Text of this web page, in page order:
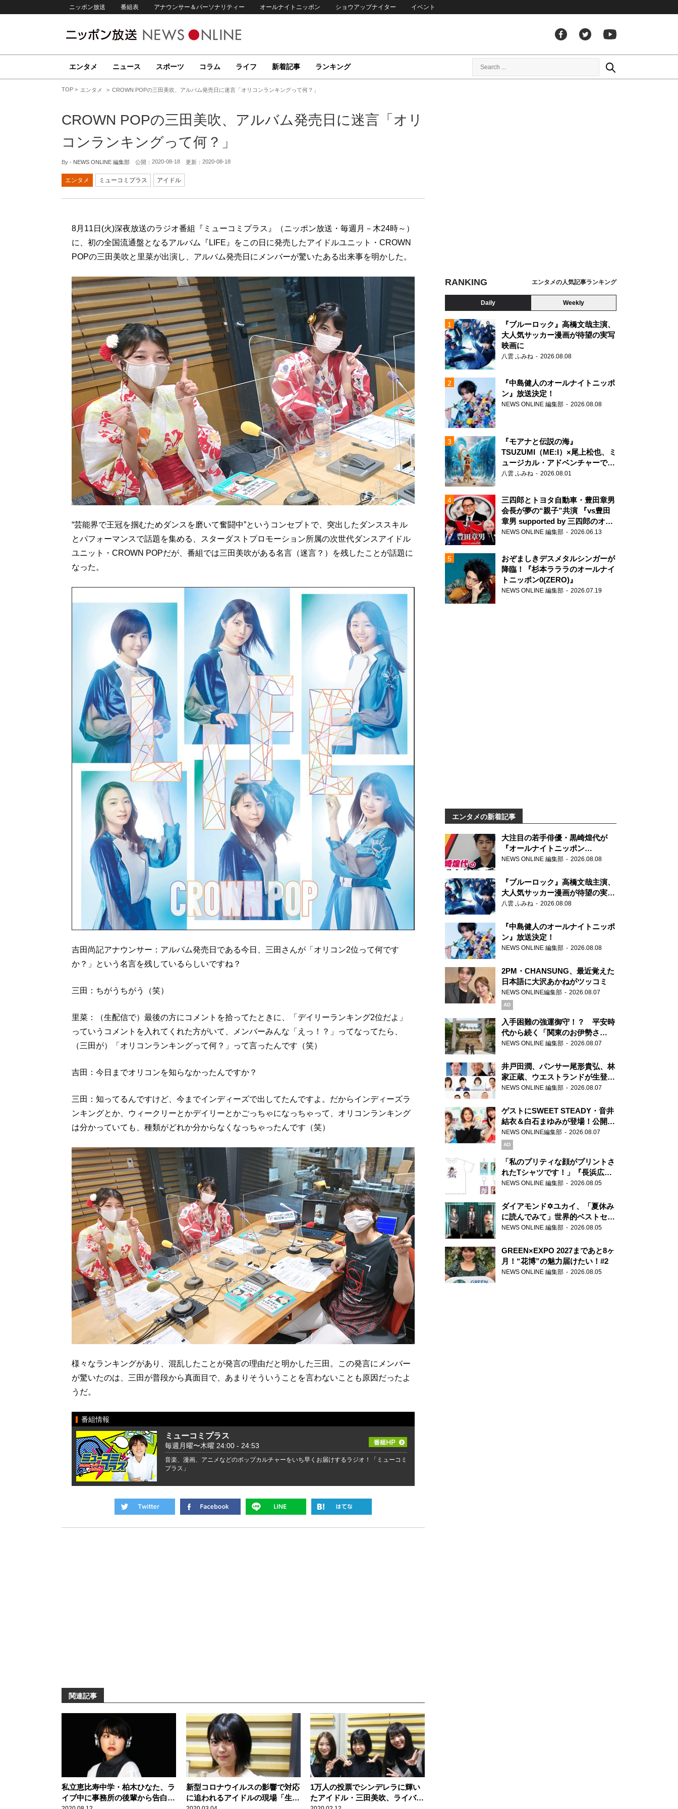
ニッポン放送 番組表 アナウンサー＆パーソナリティー オールナイトニッポン ショウアップナイター イベント
エンタメ ニュース スポーツ コラム ライフ 新着記事 ランキング
TOP エンタメ CROWN POPの三田美吹、アルバム発売日に迷言「オリコンランキングって何？」
CROWN POPの三田美吹、アルバム発売日に迷言「オリ
コンランキングって何？」
By - NEWS ONLINE 編集部 公開： 2020-08-18 更新： 2020-08-18
エンタメ ミューコミプラス アイドル
8月11日(火)深夜放送のラジオ番組『ミューコミプラス』（ニッポン放送・毎週月－木24時～）
に、初の全国流通盤となるアルバム『LIFE』をこの日に発売したアイドルユニット・CROWN
POPの三田美吹と里菜が出演し、アルバム発売日にメンバーが驚いたある出来事を明かした。
“芸能界で王冠を掴むためダンスを磨いて奮闘中”というコンセプトで、突出したダンススキル
とパフォーマンスで話題を集める、スターダストプロモーション所属の次世代ダンスアイドル
ユニット・CROWN POPだが、番組では三田美吹がある名言（迷言？）を残したことが話題に
なった。
吉田尚記アナウンサー：アルバム発売日である今日、三田さんが「オリコン2位って何です
か？」という名言を残しているらしいですね？
三田：ちがうちがう（笑）
里菜：（生配信で）最後の方にコメントを拾ってたときに、「デイリーランキング2位だよ」
っていうコメントを入れてくれた方がいて、メンバーみんな「えっ！？」ってなってたら、
（三田が）「オリコンランキングって何？」って言ったんです（笑）
吉田：今日までオリコンを知らなかったんですか？
三田：知ってるんですけど、今までインディーズで出してたんですよ。だからインディーズラ
ンキングとか、ウィークリーとかデイリーとかごっちゃになっちゃって、オリコンランキング
は分かっていても、種類がどれか分からなくなっちゃったんです（笑）
様々なランキングがあり、混乱したことが発言の理由だと明かした三田。この発言にメンバー
が驚いたのは、三田が普段から真面目で、あまりそういうことを言わないことも原因だったよ
うだ。
番組情報
ミューコミプラス
毎週月曜〜木曜 24:00 - 24:53
音楽、漫画、アニメなどのポップカルチャーをいち早くお届けするラジオ！「ミューコミ
プラス」
関連記事
私立恵比寿中学・柏木ひなた、ラ
イブ中に事務所の後輩から告白さ
新型コロナウイルスの影響で対応
に追われるアイドルの現場「生誕
1万人の投票でシンデレラに輝い
たアイドル・三田美吹、ライバル
RANKING エンタメの人気記事ランキング
Daily Weekly
『ブルーロック』高橋文哉主演、
大人気サッカー漫画が待望の実写
映画に
八雲 ふみね 2026.08.08
『中島健人のオールナイトニッポ
ン』放送決定！
NEWS ONLINE 編集部 2026.08.08
『モアナと伝説の海』
TSUZUMI（ME:I）×尾上松也、ミ
ュージカル・アドベンチャーで美
声を響かせる
八雲 ふみね 2026.08.01
三四郎とトヨタ自動車・豊田章男
会長が夢の“親子”共演 『vs豊田
章男 supported by 三四郎のオー
ルナイトニッポン0(ZERO)』
NEWS ONLINE 編集部 2026.06.13
おぞましきデスメタルシンガーが
降臨！『杉本ラララのオールナイ
トニッポン0(ZERO)』
NEWS ONLINE 編集部 2026.07.19
エンタメの新着記事
大注目の若手俳優・黒崎煌代が
『オールナイトニッポン
0(ZERO)』に初登場「今からとて
NEWS ONLINE 編集部 2026.08.08
『ブルーロック』高橋文哉主演、
大人気サッカー漫画が待望の実写
映画に
八雲 ふみね 2026.08.08
『中島健人のオールナイトニッポ
ン』放送決定！
NEWS ONLINE 編集部 2026.08.08
2PM・CHANSUNG、最近覚えた
日本語に大沢あかねがツッコミ
NEWS ONLINE編集部 2026.08.07
AD
入手困難の強運御守！？ 平安時
代から続く「関東のお伊勢さ
ま」、芝大神宮にてランパンプス
NEWS ONLINE 編集部 2026.08.07
井戸田潤、パンサー尾形貴弘、林
家正蔵、ウエストランドが生登
場！『ラジオビバリー昼ズ』
NEWS ONLINE 編集部 2026.08.07
ゲストにSWEET STEADY・音井
結衣＆白石まゆみが登場！公開収
録で素顔全開！
NEWS ONLINE編集部 2026.08.07
AD
「私のプリティな顔がプリントさ
れたTシャツです！」『長浜広奈
天下無双』初の番組グッズ発売
NEWS ONLINE 編集部 2026.08.05
ダイアモンド✡ユカイ、「夏休み
に読んでみて」世界的ベストセラ
ー『アナスタシア』を紹介
NEWS ONLINE 編集部 2026.08.05
GREEN×EXPO 2027まであと8ヶ
月！“花博”の魅力届けたい！#2
NEWS ONLINE 編集部 2026.08.05